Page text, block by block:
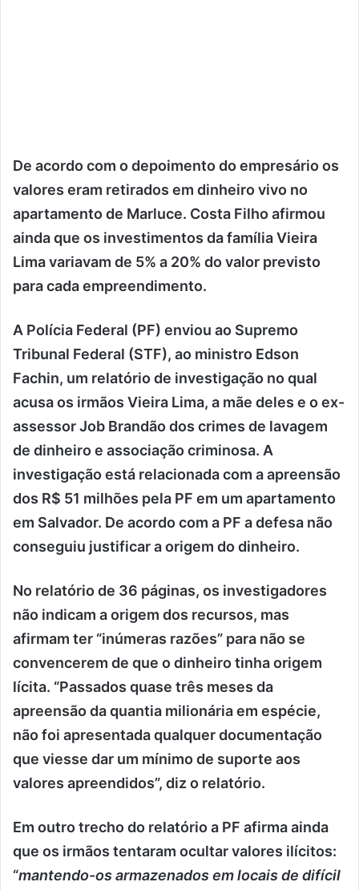
De acordo com o depoimento do empresário os
valores eram retirados em dinheiro vivo no
apartamento de Marluce. Costa Filho afirmou
ainda que os investimentos da família Vieira
Lima variavam de 5% a 20% do valor previsto
para cada empreendimento.
A Polícia Federal (PF) enviou ao Supremo
Tribunal Federal (STF), ao ministro Edson
Fachin, um relatório de investigação no qual
acusa os irmãos Vieira Lima, a mãe deles e o ex-
assessor Job Brandão dos crimes de lavagem
de dinheiro e associação criminosa. A
investigação está relacionada com a apreensão
dos R$ 51 milhões pela PF em um apartamento
em Salvador. De acordo com a PF a defesa não
conseguiu justificar a origem do dinheiro.
No relatório de 36 páginas, os investigadores
não indicam a origem dos recursos, mas
afirmam ter “inúmeras razões” para não se
convencerem de que o dinheiro tinha origem
lícita. “Passados quase três meses da
apreensão da quantia milionária em espécie,
não foi apresentada qualquer documentação
que viesse dar um mínimo de suporte aos
valores apreendidos”, diz o relatório.
Em outro trecho do relatório a PF afirma ainda
que os irmãos tentaram ocultar valores ilícitos:
“mantendo-os armazenados em locais de difícil